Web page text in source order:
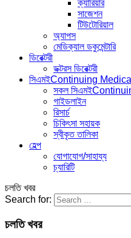
ক্যারিয়ার
সাজেশন
টিউটোরিয়াল
অ্যাপস
মেডিক্যাল ডকুমেন্টারি
ডিরেক্টরী
ডক্টরস ডিরেক্টরী
সিএমইContinuing
সকল সিএমই
গাইডলাইন
রিসার্চ
চিকিৎসা সহায়ক
স্বীকৃত তালিকা
হেল্প
যোগাযোগ/সাহায্য
চ্যারিটি
চলতি খবর
Search for:
চলতি খবর